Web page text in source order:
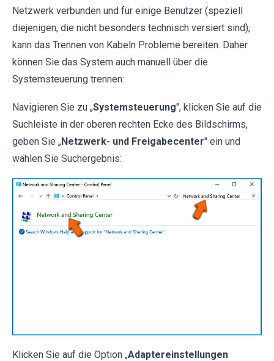
Netzwerk verbunden und für einige Benutzer (speziell
diejenigen, die nicht besonders technisch versiert sind),
kann das Trennen von Kabeln Probleme bereiten. Daher
können Sie das System auch manuell über die
Systemsteuerung trennen:
Navigieren Sie zu „Systemsteuerung", klicken Sie auf die
Suchleiste in der oberen rechten Ecke des Bildschirms,
geben Sie „Netzwerk- und Freigabecenter" ein und
wählen Sie Suchergebnis:
Klicken Sie auf die Option „Adaptereinstellungen